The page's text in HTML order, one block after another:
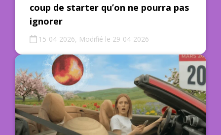
coup de starter qu’on ne pourra pas
ignorer
15-04-2026, Modifié le 29-04-2026